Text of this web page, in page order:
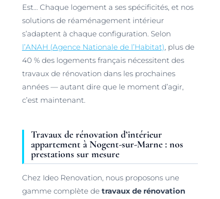
Est… Chaque logement a ses spécificités, et nos
solutions de réaménagement intérieur
s’adaptent à chaque configuration. Selon
l’ANAH (Agence Nationale de l’Habitat), plus de
40 % des logements français nécessitent des
travaux de rénovation dans les prochaines
années — autant dire que le moment d’agir,
c’est maintenant.
Travaux de rénovation d’intérieur
appartement à Nogent-sur-Marne : nos
prestations sur mesure
Chez Ideo Renovation, nous proposons une
gamme complète de travaux de rénovation